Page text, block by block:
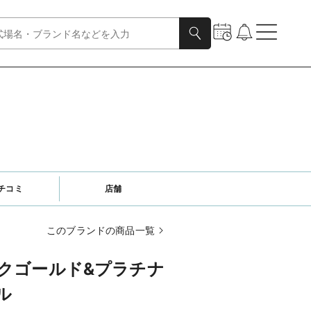
コミ 店舗
このブランドの商品一覧
ゴールド&プラチナ